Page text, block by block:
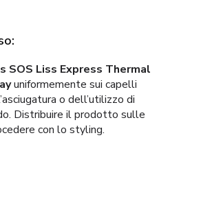
SOS Liss Express Thermal
uniformemente sui capelli
o dell’utilizzo di
Distribuire il prodotto sulle
con lo styling.